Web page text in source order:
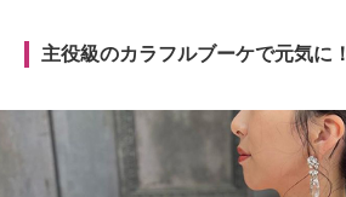
主役級のカラフルブーケで元気に！